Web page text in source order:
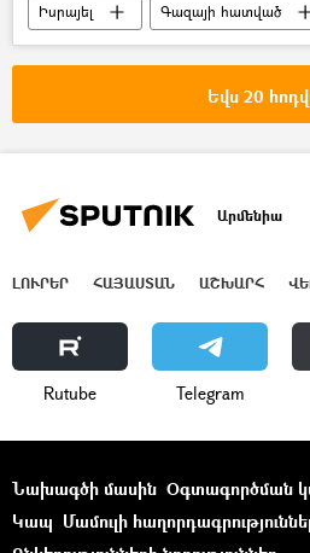
Իսրայել
Գազայի հատված
Պաղեստին
Լրագրող
Եվս 20
Արմենիա
ԼՈՒՐԵՐ ՀԱՅԱՍՏԱՆ ԱՇԽԱՐՀ
Rutube Telegram
Նախագծի մասին Օգտագործման
Կապ Մամուլի